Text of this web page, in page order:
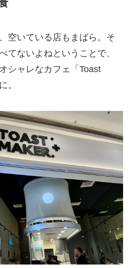
空いている店もまばら。そ
てないよねということで、
シャレなカフェ「Toast
。